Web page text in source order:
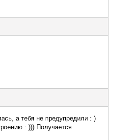
а тебя не предупредили : )
: ))) Получается